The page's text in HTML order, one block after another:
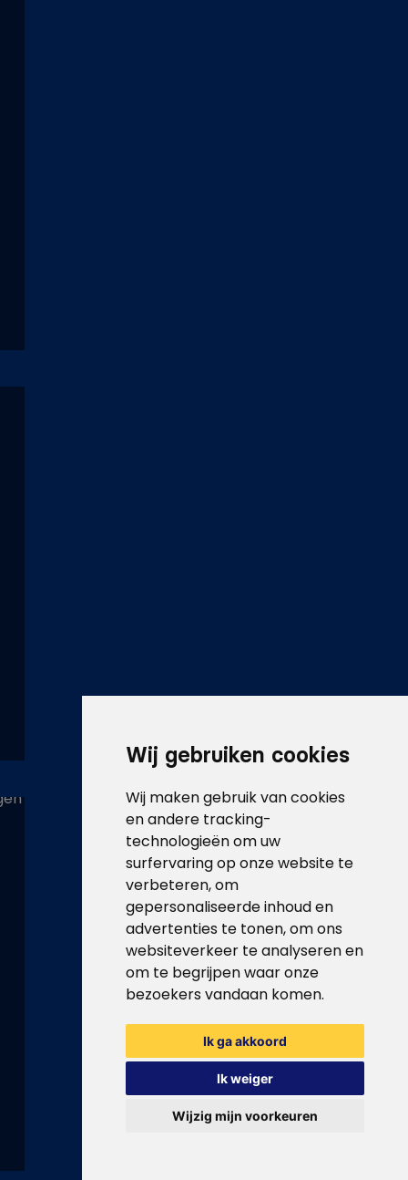
Wij gebruiken cookies
Wij maken gebruik van cookies
en andere tracking-
technologieën om uw
surfervaring op onze website te
verbeteren, om
gepersonaliseerde inhoud en
advertenties te tonen, om ons
websiteverkeer te analyseren en
om te begrijpen waar onze
bezoekers vandaan komen.
Ik ga akkoord
Ik weiger
Wijzig mijn voorkeuren